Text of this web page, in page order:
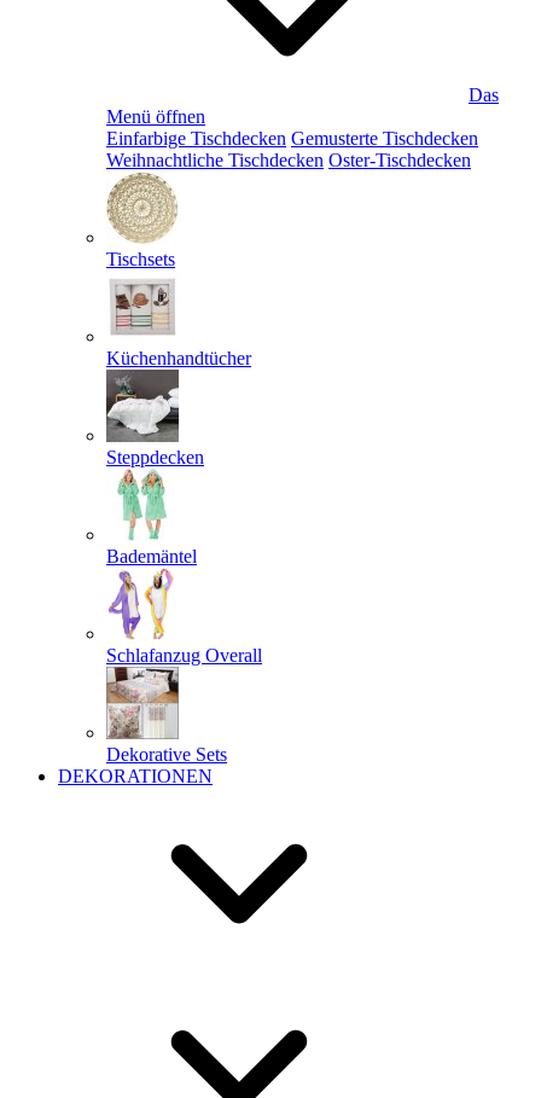
Das
Menü öffnen
Einfarbige Tischdecken Gemusterte Tischdecken
Weihnachtliche Tischdecken Oster-Tischdecken
Tischsets
Küchenhandtücher
Steppdecken
Bademäntel
Schlafanzug Overall
Dekorative Sets
DEKORATIONEN